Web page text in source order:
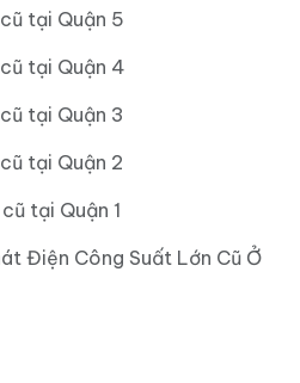
tại Quận 5
tại Quận 4
tại Quận 3
tại Quận 2
tại Quận 1
Điện Công Suất Lớn Cũ Ở